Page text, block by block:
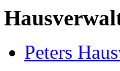
Peters